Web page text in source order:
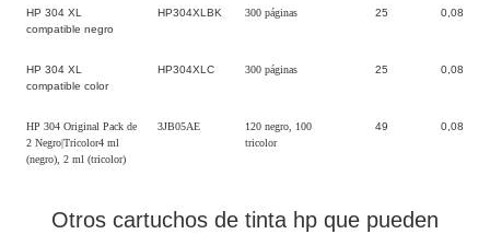
HP 304 XL
compatible negro
HP304XLBK 300 páginas 25 0,08
HP 304 XL
compatible color
HP304XLC 300 páginas 25 0,08
HP 304 Original Pack de
2 Negro|Tricolor4 ml
(negro), 2 ml (tricolor)
3JB05AE
120 negro, 100
tricolor
49 0,08
Otros cartuchos de tinta hp que pueden